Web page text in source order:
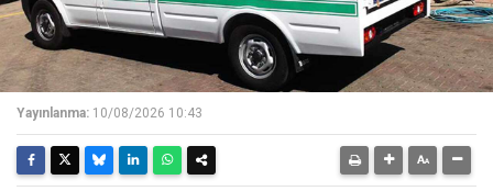
Yayınlanma: 10/08/2026 10:43